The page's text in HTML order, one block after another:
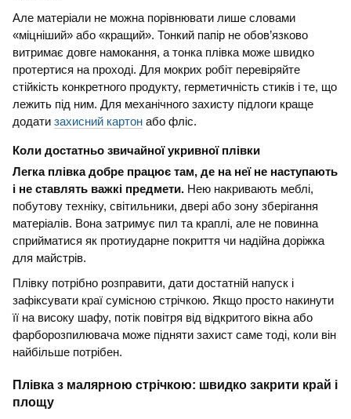
Але матеріали не можна порівнювати лише словами
«міцніший» або «кращий». Тонкий папір не обов’язково
витримає довге намокання, а тонка плівка може швидко
протертися на проході. Для мокрих робіт перевіряйте
стійкість конкретного продукту, герметичність стиків і те, що
лежить під ним. Для механічного захисту підлоги краще
додати захисний картон або фліс.
Коли достатньо звичайної укривної плівки
Легка плівка добре працює там, де на неї не наступають
і не ставлять важкі предмети. Нею накривають меблі,
побутову техніку, світильники, двері або зону зберігання
матеріалів. Вона затримує пил та краплі, але не повинна
сприйматися як протиударне покриття чи надійна доріжка
для майстрів.
Плівку потрібно розправити, дати достатній напуск і
зафіксувати краї сумісною стрічкою. Якщо просто накинути
її на високу шафу, потік повітря від відкритого вікна або
фарборозпилювача може підняти захист саме тоді, коли він
найбільше потрібен.
Плівка з малярною стрічкою: швидко закрити край і
площу